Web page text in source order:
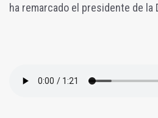
ha remarcado el presidente de la